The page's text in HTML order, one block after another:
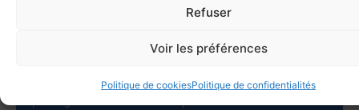
Refuser
Voir les préférences
Politique de cookiesPolitique de confidentialités
de petit temps nombre de voiliers pouvaient prétendre au
et prenons la tête de la flotte. Une option routage délicate
le choix il faut prendre des risques. La flotte part à droite on